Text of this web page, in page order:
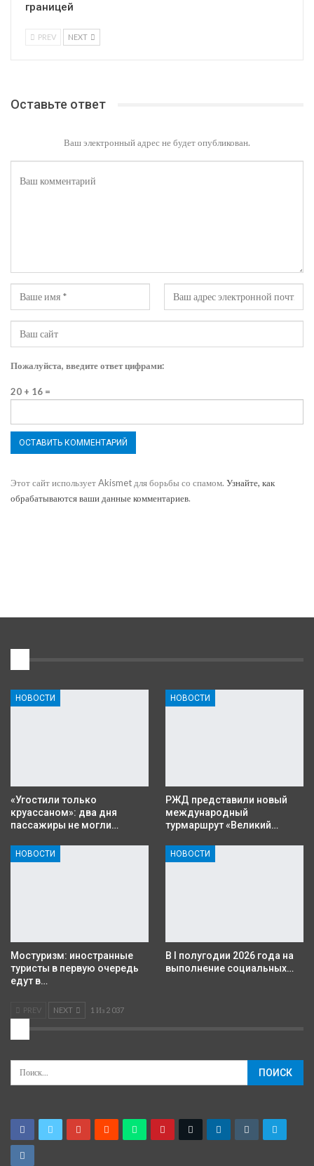
границей
PREV NEXT
Оставьте ответ
Ваш электронный адрес не будет опубликован.
Пожалуйста, введите ответ цифрами:
20 + 16 =
Этот сайт использует Akismet для борьбы со спамом. Узнайте, как
обрабатываются ваши данные комментариев.
НОВОСТИ
«Угостили только
круассаном»: два дня
пассажиры не могли…
НОВОСТИ
РЖД представили новый
международный
турмаршрут «Великий…
НОВОСТИ
Мостуризм: иностранные
туристы в первую очередь
едут в…
НОВОСТИ
В I полугодии 2026 года на
выполнение социальных…
PREV NEXT 1 Из 2 037